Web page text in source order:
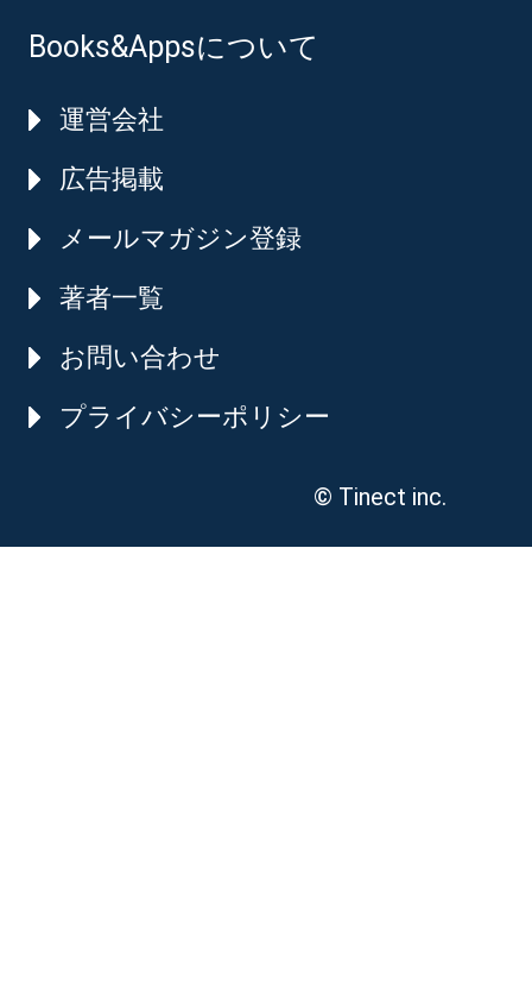
Books&Appsについて
運営会社
広告掲載
メールマガジン登録
著者一覧
お問い合わせ
プライバシーポリシー
© Tinect inc.